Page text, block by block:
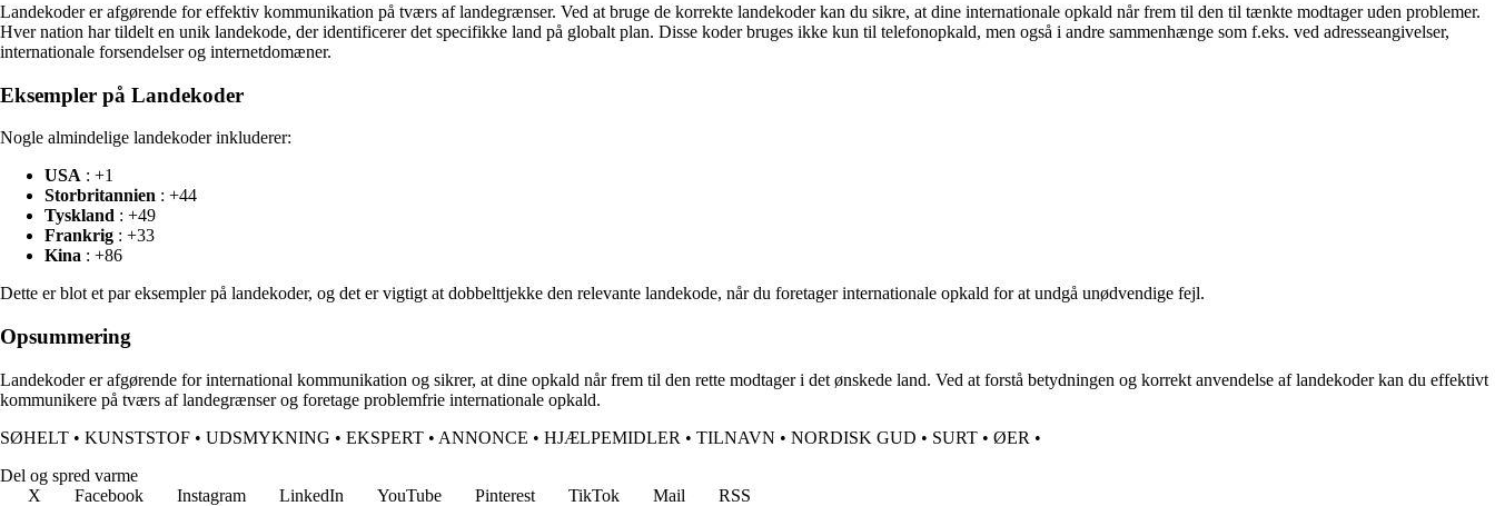
Landekoder er afgørende for effektiv kommunikation på tværs af landegrænser. Ved at bruge de korrekte landekoder kan du sikre, at dine internationale opkald når frem til den til tænkte modtager uden problemer.
Hver nation har tildelt en unik landekode, der identificerer det specifikke land på globalt plan. Disse koder bruges ikke kun til telefonopkald, men også i andre sammenhænge som f.eks. ved adresseangivelser,
internationale forsendelser og internetdomæner.
Eksempler på Landekoder
Nogle almindelige landekoder inkluderer:
USA : +1
Storbritannien : +44
Tyskland : +49
Frankrig : +33
Kina : +86
Dette er blot et par eksempler på landekoder, og det er vigtigt at dobbelttjekke den relevante landekode, når du foretager internationale opkald for at undgå unødvendige fejl.
Opsummering
Landekoder er afgørende for international kommunikation og sikrer, at dine opkald når frem til den rette modtager i det ønskede land. Ved at forstå betydningen og korrekt anvendelse af landekoder kan du effektivt
kommunikere på tværs af landegrænser og foretage problemfrie internationale opkald.
SØHELT • KUNSTSTOF • UDSMYKNING • EKSPERT • ANNONCE • HJÆLPEMIDLER • TILNAVN • NORDISK GUD • SURT • ØER •
Del og spred varme
X
Facebook Instagram LinkedIn YouTube Pinterest TikTok Mail
RSS